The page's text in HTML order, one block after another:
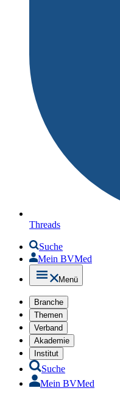
Threads
Suche
Mein BVMed
Menü
Branche
Themen
Verband
Akademie
Institut
Suche
Mein BVMed